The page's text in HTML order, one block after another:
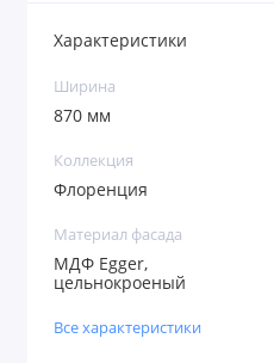
Характеристики
Ширина
870 мм
Коллекция
Флоренция
Материал фасада
МДФ Egger,
цельнокроеный
Все характеристики